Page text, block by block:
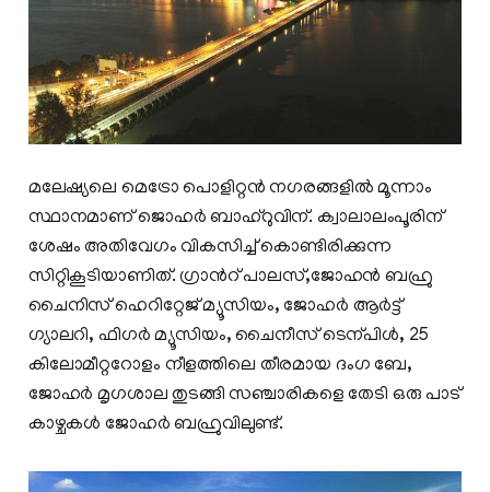
മലേഷ്യലെ മെട്രോ പൊളിറ്റൻ നഗരങ്ങളിൽ മൂന്നാം
സ്ഥാനമാണ് ജൊഹർ ബാഹ്റുവിന്. ക്വാലാലംപൂരിന്
ശേഷം അതിവേഗം വികസിച്ച് കൊണ്ടിരിക്കുന്ന
സിറ്റികൂടിയാണിത്. ഗ്രാൻറ് പാലസ്,ജോഹൻ ബഹ്രു
ചൈനിസ് ഹെറിറ്റേജ് മ്യൂസിയം, ജോഹർ ആർട്ട്
ഗ്യാലറി, ഫിഗർ മ്യൂസിയം, ചൈനീസ് ടെന്പിൾ, 25
കിലോമീറ്ററോളം നീളത്തിലെ തീരമായ ദംഗ ബേ,
ജോഹർ മൃഗശാല തുടങ്ങി സഞ്ചാരികളെ തേടി ഒരു പാട്
കാഴ്ചകൾ ജോഹർ ബഹ്രുവിലുണ്ട്.